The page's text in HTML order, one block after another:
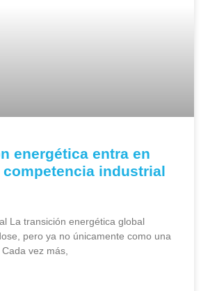
energética entra en
competencia industrial
La transición energética global
pero ya no únicamente como una
vez más,